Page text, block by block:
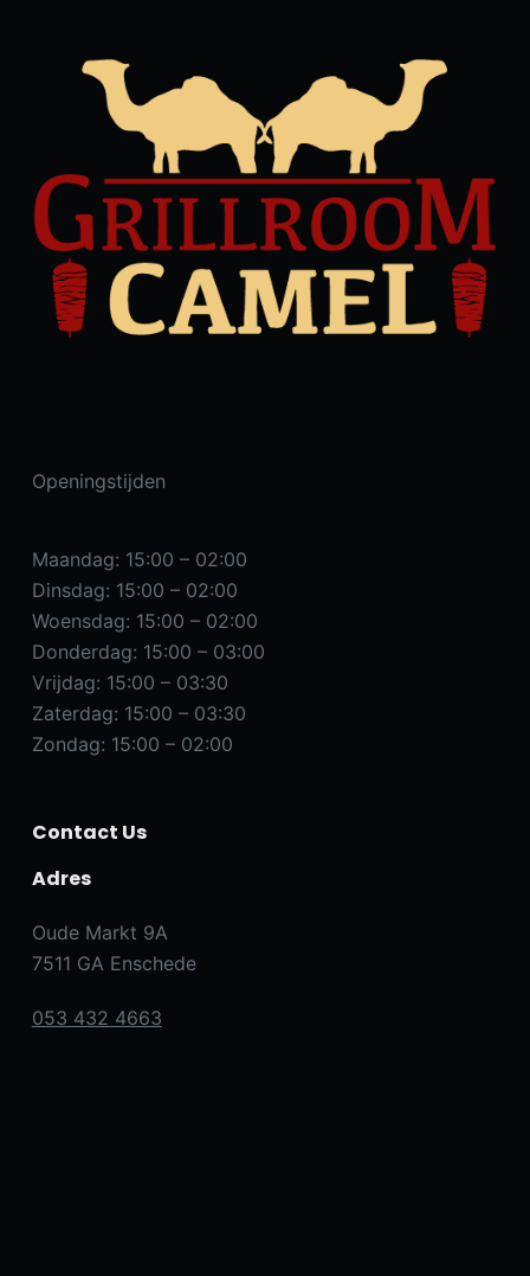
Openingstijden
Maandag: 15:00 – 02:00
Dinsdag: 15:00 – 02:00
Woensdag: 15:00 – 02:00
Donderdag: 15:00 – 03:00
Vrijdag: 15:00 – 03:30
Zaterdag: 15:00 – 03:30
Zondag: 15:00 – 02:00
Contact Us
Adres
Oude Markt 9A
7511 GA Enschede
053 432 4663